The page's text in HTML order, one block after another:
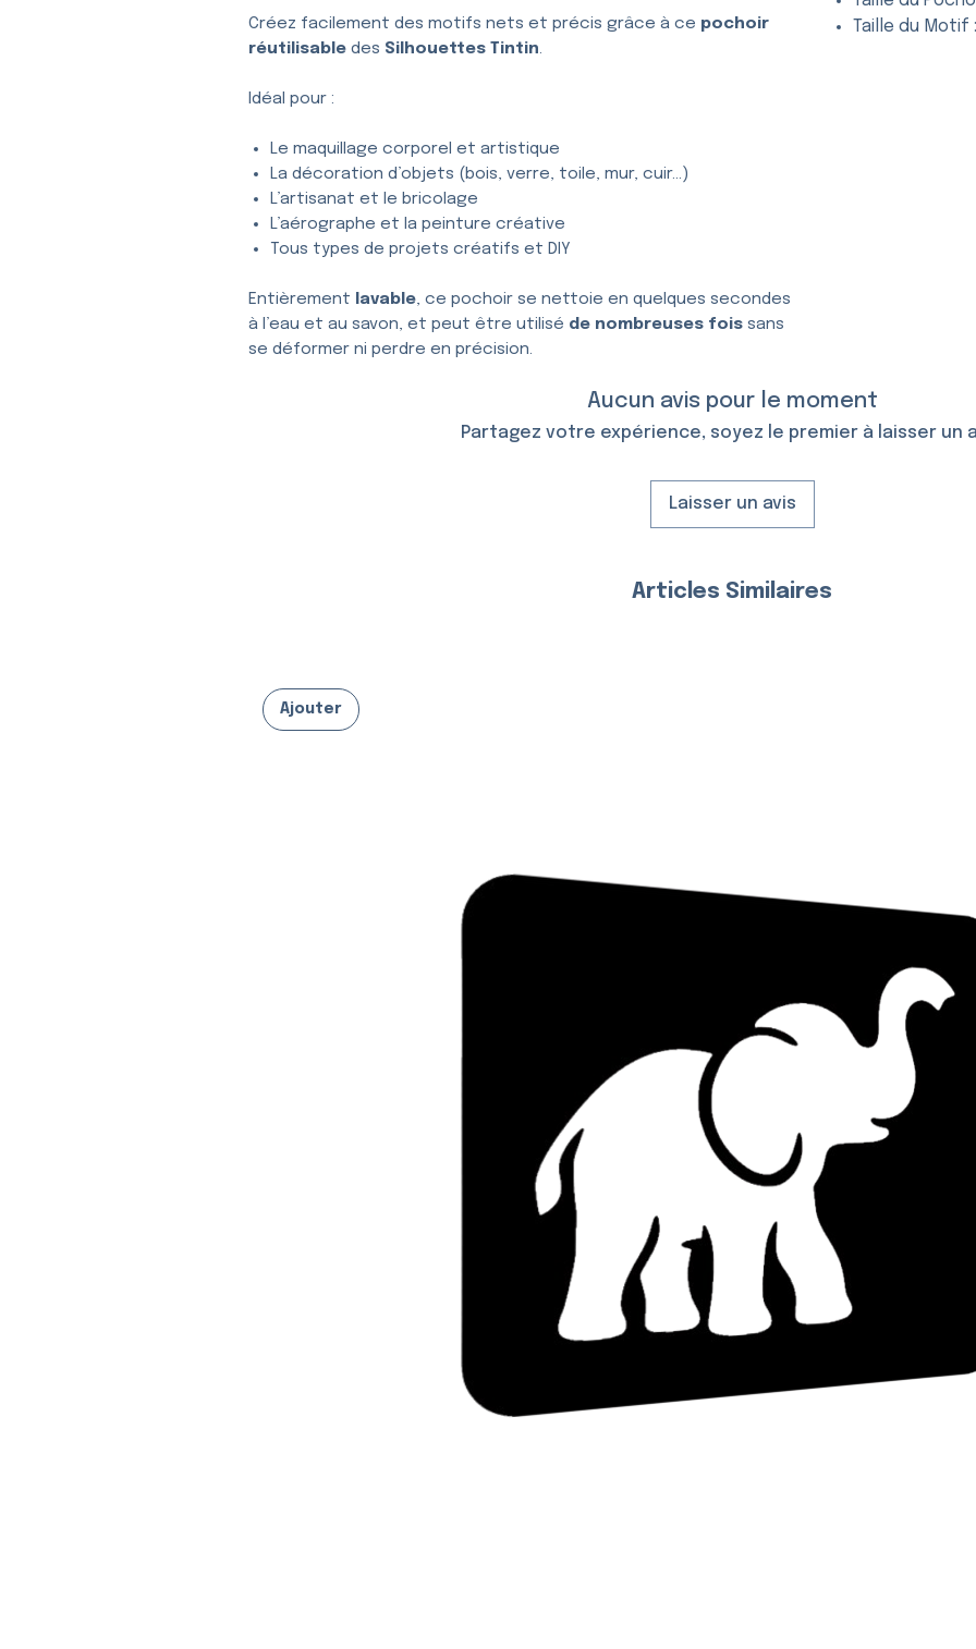
Créez facilement des motifs nets et précis grâce à ce pochoir
réutilisable des Silhouettes Tintin.
Idéal pour :
Le maquillage corporel et artistique
La décoration d’objets (bois, verre, toile, mur, cuir…)
L’artisanat et le bricolage
L’aérographe et la peinture créative
Tous types de projets créatifs et DIY
Entièrement lavable, ce pochoir se nettoie en quelques secondes
à l’eau et au savon, et peut être utilisé de nombreuses foissans
se déformer ni perdre en précision.
Taille du Motif
Aucun avis pour le moment
Partagez votre expérience, soyez le premier à laisser un
Laisser un avis
Articles Similaires
Ajouter